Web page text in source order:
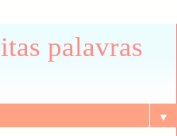
palavras
▼